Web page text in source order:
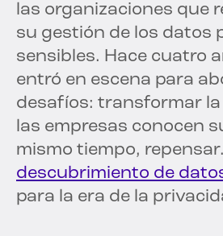
las organizaciones que
su gestión de los datos
sensibles. Hace cuatro
entró en escena para
desafíos: transformar
las empresas conocen
mismo tiempo,
descubrimiento de
para la era de la